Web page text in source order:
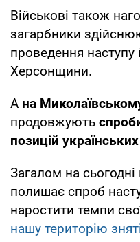
Військові також
загарбники
проведення
Херсонщини.
А на
продовжують
позицій
Загалом на сьогодні
полишає спроб
наростити темпи
нашу територію